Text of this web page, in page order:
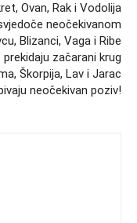
Ovan, Rak i Vodolija
neočekivanom
Blizanci, Vaga i Ribe
prekidaju začarani krug
Škorpija, Lav i Jarac
neočekivan poziv!